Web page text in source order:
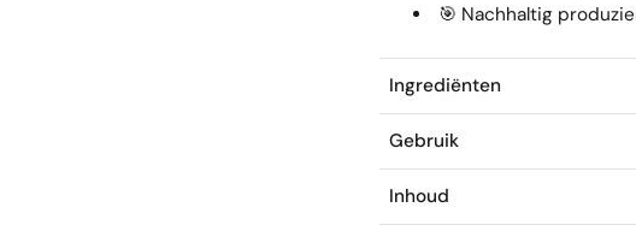
🎯 Nachhaltig
Ingrediënten
Gebruik
Inhoud